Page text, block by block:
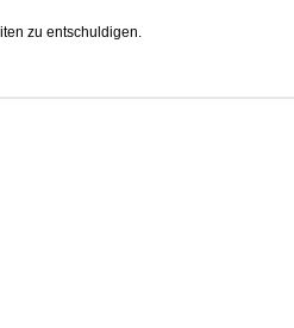
zu entschuldigen.